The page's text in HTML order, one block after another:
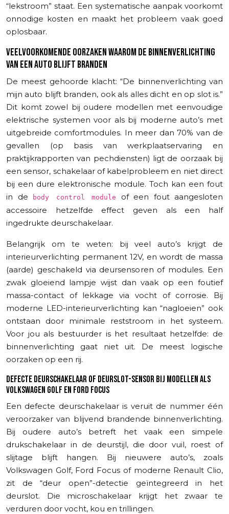
“lekstroom” staat. Een systematische aanpak voorkomt
onnodige kosten en maakt het probleem vaak goed
oplosbaar.
VEELVOORKOMENDE OORZAKEN WAAROM DE BINNENVERLICHTING
VAN EEN AUTO BLIJFT BRANDEN
De meest gehoorde klacht: “De binnenverlichting van
mijn auto blijft branden, ook als alles dicht en op slot is.”
Dit komt zowel bij oudere modellen met eenvoudige
elektrische systemen voor als bij moderne auto’s met
uitgebreide comfortmodules. In meer dan 70% van de
gevallen (op basis van werkplaatservaring en
praktijkrapporten van pechdiensten) ligt de oorzaak bij
een sensor, schakelaar of kabelprobleem en niet direct
bij een dure elektronische module. Toch kan een fout
in de
body control module
of een fout aangesloten
accessoire hetzelfde effect geven als een half
ingedrukte deurschakelaar.
Belangrijk om te weten: bij veel auto’s krijgt de
interieurverlichting permanent 12V, en wordt de massa
(aarde) geschakeld via deursensoren of modules. Een
zwak gloeiend lampje wijst dan vaak op een foutief
massa-contact of lekkage via vocht of corrosie. Bij
moderne LED-interieurverlichting kan “nagloeien” ook
ontstaan door minimale reststroom in het systeem.
Voor jou als bestuurder is het resultaat hetzelfde: de
binnenverlichting gaat niet uit. De meest logische
oorzaken op een rij.
DEFECTE DEURSCHAKELAAR OF DEURSLOT-SENSOR BIJ MODELLEN ALS
VOLKSWAGEN GOLF EN FORD FOCUS
Een defecte deurschakelaar is veruit de nummer één
veroorzaker van blijvend brandende binnenverlichting.
Bij oudere auto’s betreft het vaak een simpele
drukschakelaar in de deurstijl, die door vuil, roest of
slijtage blijft hangen. Bij nieuwere auto’s, zoals
Volkswagen Golf, Ford Focus of moderne Renault Clio,
zit de “deur open”-detectie geïntegreerd in het
deurslot. Die microschakelaar krijgt het zwaar te
verduren door vocht, kou en trillingen.